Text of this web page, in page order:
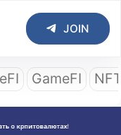
JOIN
GameFI